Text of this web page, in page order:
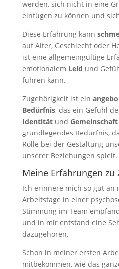
werden, sich nicht in eine
einfügen zu können und
Diese Erfahrung kann
auf Alter, Geschlecht oder
ist eine allgemeingültige
emotionalem Leid und
führen kann.
Zugehörigkeit ist ein
Bedürfnis, das ein Gefühl
Identitätund Gemeinschaft
grundlegendes Bedürfnis,
Rolle bei der Gestaltung
unserer Beziehungen spielt.
Meine Erfahrungen zu
Ich erinnere mich so gut an
Arbeitstage in einer
Stimmung im Team
und in mir entstand eine
dazugehören.
Schon in meiner ersten
mitbekommen, wie das